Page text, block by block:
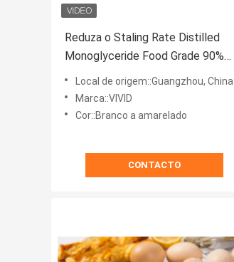
Reduza o Staling Rate Distilled
Monoglyceride Food Grade 90%
Monoestearato E471
Local de origem::Guangzhou, China
Marca::VIVID
Cor::Branco a amarelado
CONTACTO